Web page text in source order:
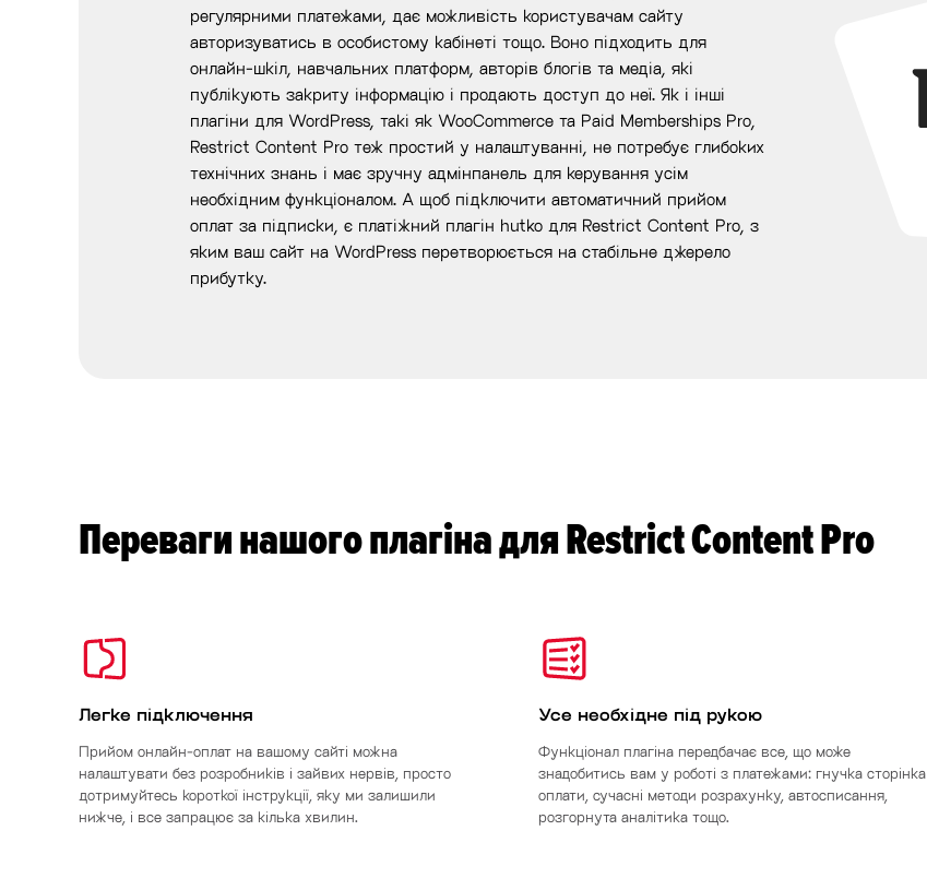
регулярними платежами, дає можливість користувачам сайту
авторизуватись в особистому кабінеті тощо. Воно підходить для
онлайн-шкіл, навчальних платформ, авторів блогів та медіа, які
публікують закриту інформацію і продають доступ до неї. Як і інші
плагіни для WordPress, такі як WooCommerce та Paid Memberships Pro,
Restrict Content Pro теж простий у налаштуванні, не потребує глибоких
технічних знань і має зручну адмінпанель для керування усім
необхідним функціоналом. А щоб підключити автоматичний прийом
оплат за підписки, є платіжний плагін hutko для Restrict Content Pro, з
яким ваш сайт на WordPress перетворюється на стабільне джерело
прибутку.
Переваги нашого плагіна для Restrict Content Pro
Легке підключення
Прийом онлайн-оплат на вашому сайті можна
налаштувати без розробників і зайвих нервів, просто
дотримуйтесь короткої інструкції, яку ми залишили
нижче, і все запрацює за кілька хвилин.
Усе необхідне під рукою
Функціонал плагіна передбачає все, що може
знадобитись вам у роботі з платежами: гнучка сторінка
оплати, сучасні методи розрахунку, автосписання,
розгорнута аналітика тощо.